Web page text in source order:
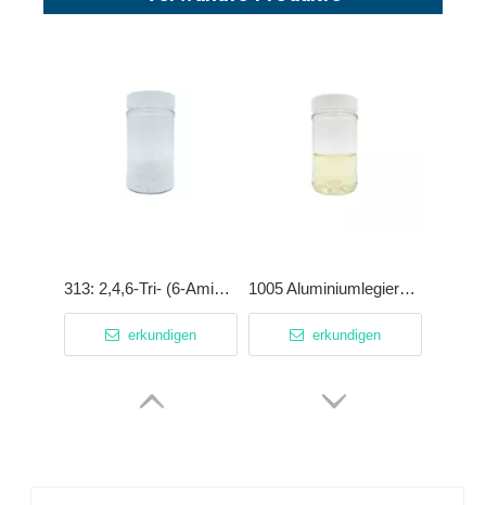
313: 2,4,6-Tri- (6-Aminocaprosäure) -1,3,5-Triazin C21H36N6O6 zum Schneiden von Flüssigkeiten/Metallbearbeitungflüssigkeiten
erkundigen
1005 Aluminiumlegierung Phosphorsäure-Korrosionsinhibitor für vollsynthetisches halbsynthetisches Emulsionsöl
erkundigen